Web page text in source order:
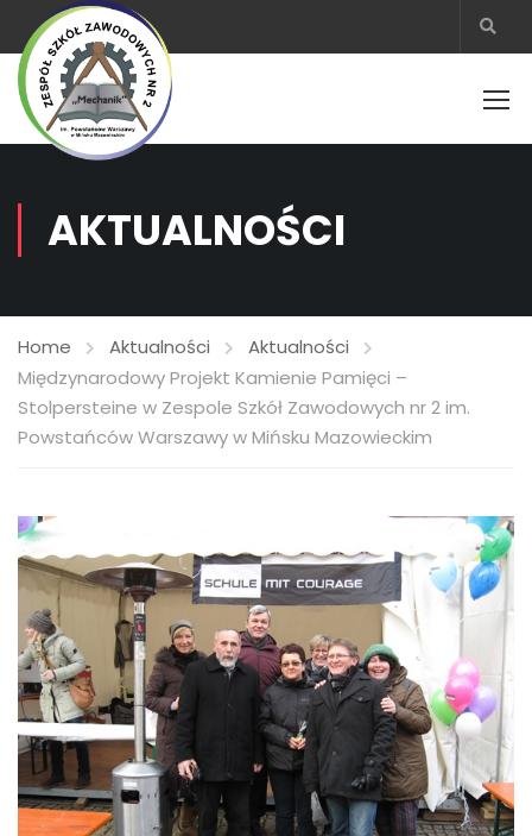
AKTUALNOŚCI
Home Aktualności
Aktualności
Międzynarodowy Projekt Kamienie Pamięci –
Stolpersteine w Zespole Szkół Zawodowych nr 2 im.
Powstańców Warszawy w Mińsku Mazowieckim